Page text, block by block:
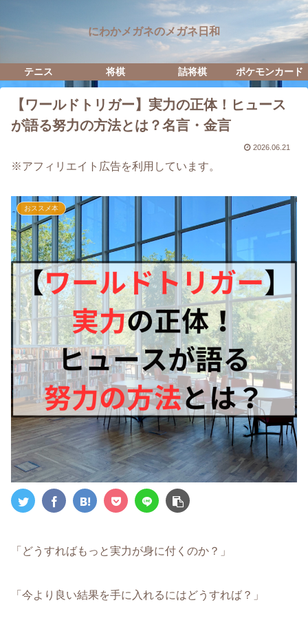
にわかメガネのメガネ日和
テニス 将棋 詰将棋 ポケモンカード
【ワールドトリガー】実力の正体！ヒュース
が語る努力の方法とは？名言・金言
2026.06.21
※アフィリエイト広告を利用しています。
おススメ本
「どうすればもっと実力が身に付くのか？」
「今より良い結果を手に入れるにはどうすれば？」